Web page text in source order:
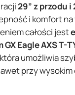
29” z przodu i
i komfort
całości jest
Eagle AXS T-
umożliwia
przy wysokim